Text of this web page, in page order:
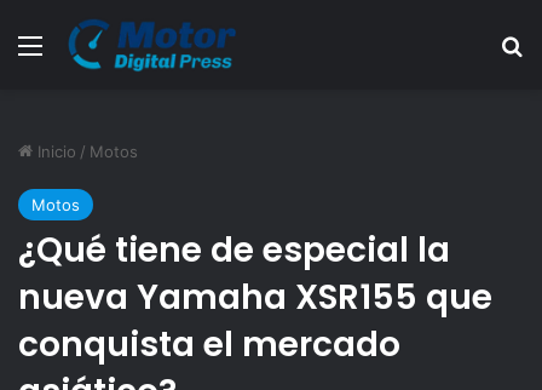
Menú
Inicio / Motos
Motos
¿Qué tiene de especial la
nueva Yamaha XSR155 que
conquista el mercado